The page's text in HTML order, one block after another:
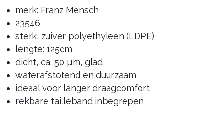
merk: Franz Mensch
23546
sterk, zuiver polyethyleen (LDPE)
lengte: 125cm
dicht, ca. 50 µm, glad
waterafstotend en duurzaam
ideaal voor langer draagcomfort
rekbare tailleband inbegrepen